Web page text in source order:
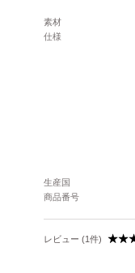
素材
仕様
生産国
商品番号
レビュー (1件)